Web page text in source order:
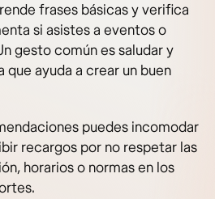
frases básicas y verifica
si asistes a eventos o
gesto común es saludar y
ayuda a crear un buen
puedes incomodar
recargos por no respetar las
horarios o normas en los